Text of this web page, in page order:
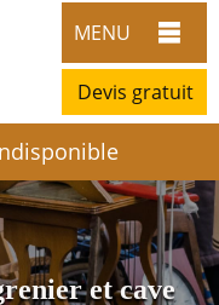
MENU
Devis gratuit
et cave